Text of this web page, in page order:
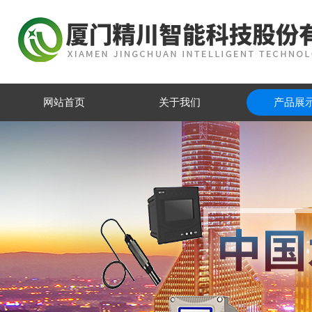
网站首页 关于我们 产品展